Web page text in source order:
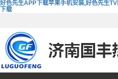
好色先生APP下载苹果手机安装,好色先生
下载